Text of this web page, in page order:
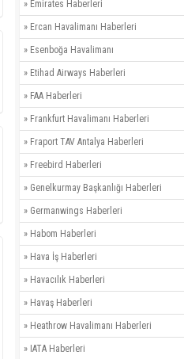
» Emirates Haberleri
» Ercan Havalimanı Haberleri
» Esenboğa Havalimanı
» Etihad Airways Haberleri
» FAA Haberleri
» Frankfurt Havalimanı Haberleri
» Fraport TAV Antalya Haberleri
» Freebird Haberleri
» Genelkurmay Başkanlığı Haberleri
» Germanwings Haberleri
» Habom Haberleri
» Hava İş Haberleri
» Havacılık Haberleri
» Havaş Haberleri
» Heathrow Havalimanı Haberleri
» IATA Haberleri